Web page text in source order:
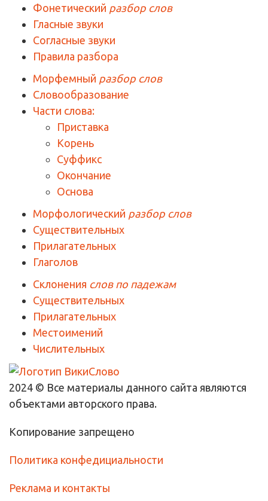
Фонетический разбор слов
Гласные звуки
Согласные звуки
Правила разбора
Морфемный разбор слов
Словообразование
Части слова:
Приставка
Корень
Суффикс
Окончание
Основа
Морфологический разбор слов
Существительных
Прилагательных
Глаголов
Склонения слов по падежам
Существительных
Прилагательных
Местоимений
Числительных
2024 © Все материалы данного сайта являются
объектами авторского права.
Копирование запрещено
Политика конфедициальности
Реклама и контакты